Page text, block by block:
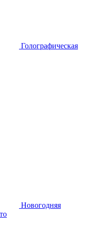
Голографическая
Новогодняя